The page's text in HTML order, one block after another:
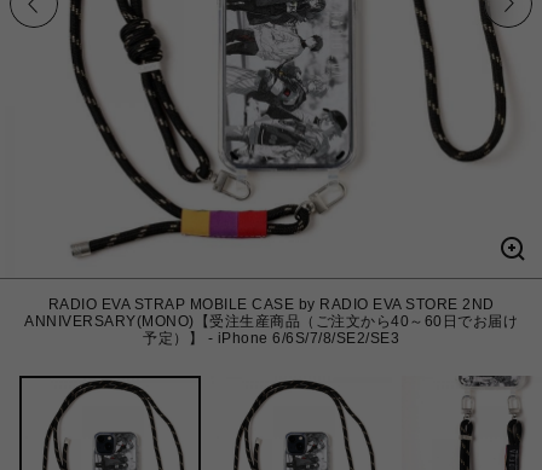
RADIO EVA STRAP MOBILE CASE by RADIO EVA STORE 2ND
ANNIVERSARY(MONO)【受注生産商品（ご注文から40～60日でお届け
予定）】 - iPhone 6/6S/7/8/SE2/SE3